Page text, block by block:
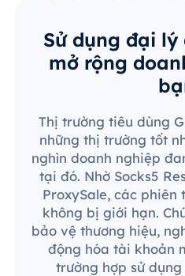
Sử dụng đại lý
mở rộng
Thị trường tiêu dùng
những thị trường tốt
nghìn doanh nghiệp
tại đó. Nhờ Socks5
ProxySale, các phiên
không bị giới hạn.
bảo vệ thương hiệu,
động hóa tài khoản
trường hợp sử